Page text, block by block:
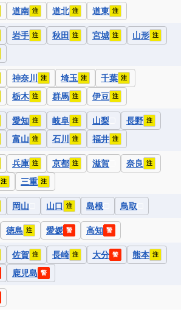
道南 注 道北 注 道東 注
岩手 注 秋田 注 宮城 注 山形 注
神奈川 注 埼玉 注 千葉 注
栃木 注 群馬 注 伊豆 注
愛知 注 岐阜 注 山梨 長野 注
富山 注 石川 注 福井 注
兵庫 注 京都 注 滋賀 奈良 注
注 三重 注
岡山 山口 注 島根 鳥取
徳島 注 愛媛 警 高知 警
佐賀 注 長崎 注 大分 警 熊本 注
鹿児島 警